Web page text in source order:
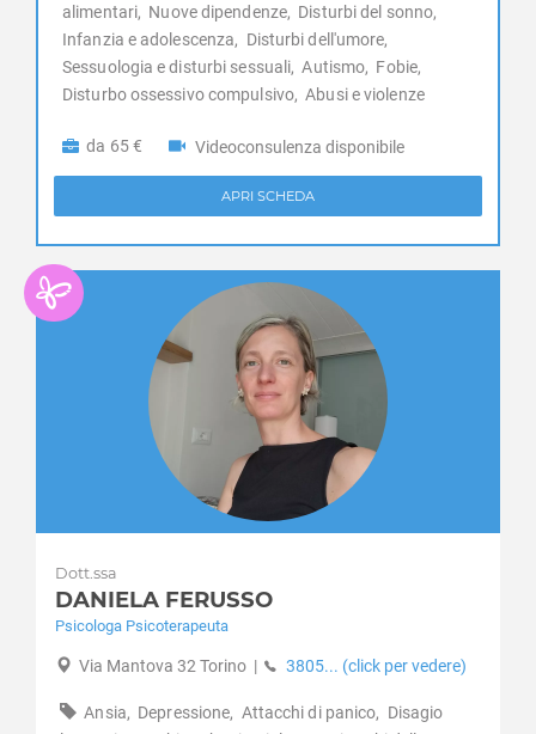
Saint-Rhémy-en-Bosses
Saint-Vincent
Sarre
Valgrisenche
Verrès
Villeneuve
APRI SCHEDA
alimentari, Nuove dipendenze, Disturbi del sonno,
Infanzia e adolescenza, Disturbi dell'umore,
Sessuologia e disturbi sessuali, Autismo, Fobie,
Disturbo ossessivo compulsivo, Abusi e violenze
da 65 € Videoconsulenza disponibile
Dott.ssa
DANIELA FERUSSO
Psicologa Psicoterapeuta
Via Mantova 32 Torino | 3805... (click per vedere)
Ansia, Depressione, Attacchi di panico, Disagio